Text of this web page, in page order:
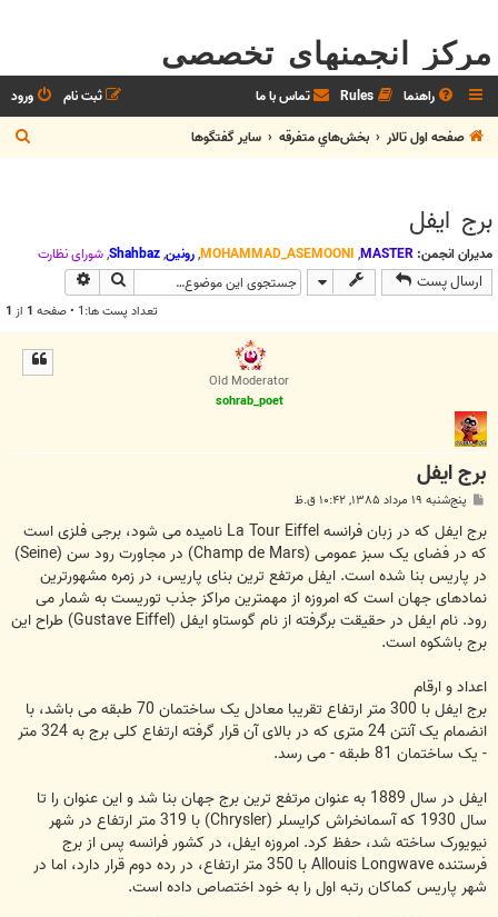
مرکز انجمنهای تخصصی
راهنما Rules تماس با ما ورود
ثبت نام
صفحه اول تالار
بخش‌‌هاي متفرقه ساير گفتگوها
س
برج ایفل
مدیران انجمن: MASTER
,
MOHAMMAD_ASEMOONI
,رونین,
Shahbaz
,شوراي نظارت
ارسال پست جستجو
تعداد پست ها:1 • صفحه 1 از 1
Old Moderator
sohrab_poet
برج ایفل
س
ت
پنج‌شنبه ۱۹ مرداد ۱۳۸۵, ۱۰:۴۲ ق.ظ
برج ایفل که در زبان فرانسه La Tour Eiffel نامیده می شود، برجی فلزی است
که در فضای يک سبز عمومی (Champ de Mars) در مجاورت رود سن (Seine)
در پاریس بنا شده است. ایفل مرتفع ترین بنای پاریس، در زمره مشهورترین
نمادهای جهان است که امروزه از مهمترین مراکز جذب توریست به شمار می
رود. نام ایفل در حقیقت برگرفته از نام گوستاو ایفل (Gustave Eiffel) طراح این
برج باشکوه است.
اعداد و ارقام
برج ایفل با 300 متر ارتفاع تقریبا معادل یک ساختمان 70 طبقه می باشد، با
انضمام یک آنتن 24 متری که در بالای آن قرار گرفته ارتفاع کلی برج به 324 متر
- یک ساختمان 81 طبقه - می رسد.
ایفل در سال 1889 به عنوان مرتفع ترین برج جهان بنا شد و این عنوان را تا
سال 1930 که آسمانخراش کرایسلر (Chrysler) با 319 متر ارتفاع در شهر
نیویورک ساخته شد، حفظ کرد. امروزه ایفل، در کشور فرانسه پس از برج
فرستنده Allouis Longwave با 350 متر ارتفاع، در رده دوم قرار دارد، اما در
شهر پاریس کماکان رتبه اول را به خود اختصاص داده است.